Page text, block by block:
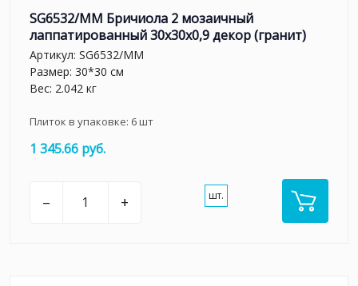
SG6532/MM Бричиола 2 мозаичный
лаппатированный 30x30x0,9 декор (гранит)
Артикул: SG6532/MM
Размер: 30*30 см
Вес: 2.042 кг
Плиток в упаковке: 6шт
1 345.66 руб.
– + шт.